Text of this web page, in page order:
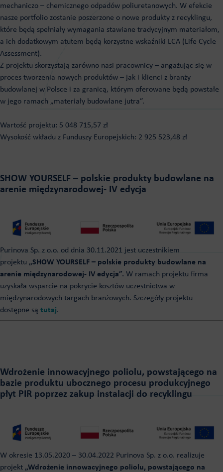
mechaniczo – chemicznego odpadów poliuretanowych. W efekcie
nasze portfolio zostanie poszerzone o nowe produkty z recyklingu,
które będą spełniały wymagania stawiane tradycyjnym materiałom,
a ich dodatkowym atutem będą korzystne wskaźniki LCA (Life Cycle
Assessment).
Z projektu skorzystają zarówno nasi pracownicy – angażując się w
proces tworzenia nowych produktów – jak i klienci z branży
budowlanej w Polsce i za granicą, którym oferowane będą powstałe
w jego ramach „materiały budowlane jutra”.
Wartość projektu: 5 048 715,57 zł
Wysokość wkładu z Funduszy Europejskich: 2 925 523,48 zł
SHOW YOURSELF – polskie produkty budowlane na
arenie międzynarodowej- IV edycja
Purinova Sp. z o.o. od dnia 30.11.2021 jest uczestnikiem
projektu „SHOW YOURSELF – polskie produkty budowlane na
arenie międzynarodowej- IV edycja”. W ramach projektu firma
uzyskała wsparcie na pokrycie kosztów uczestnictwa w
międzynarodowych targach branżowych. Szczegóły projektu
dostępne są tutaj.
Wdrożenie innowacyjnego poliolu, powstającego na
bazie produktu ubocznego procesu produkcyjnego
płyt PIR poprzez zakup instalacji do recyklingu
W okresie 13.05.2020 – 30.04.2022 Purinova Sp. z o.o. realizuje
projekt „Wdrożenie innowacyjnego poliolu, powstającego na